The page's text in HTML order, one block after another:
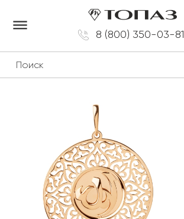
8 (800) 350-03-81
dehaze